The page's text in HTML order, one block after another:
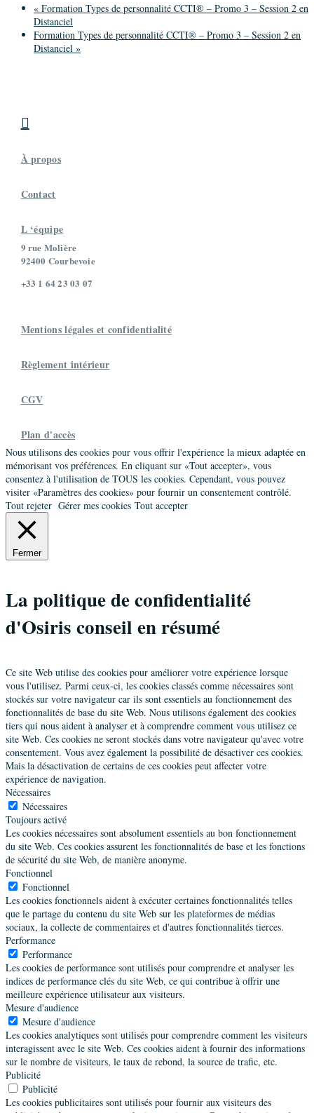
« Formation Types de personnalité CCTI® – Promo 3 – Session 2 en
Distanciel
Formation Types de personnalité CCTI® – Promo 3 – Session 2 en
Distanciel »

À propos
Contact
L ‘équipe
9 rue Molière
92400 Courbevoie
+33 1 64 23 03 07
Mentions légales et confidentialité
Règlement intérieur
CGV
Plan d'accès
Nous utilisons des cookies pour vous offrir l'expérience la mieux adaptée en
mémorisant vos préférences. En cliquant sur «Tout accepter», vous
consentez à l'utilisation de TOUS les cookies. Cependant, vous pouvez
visiter «Paramètres des cookies» pour fournir un consentement contrôlé.
Tout rejeter Gérer mes cookies Tout accepter
Fermer
La politique de confidentialité
d'Osiris conseil en résumé
Ce site Web utilise des cookies pour améliorer votre expérience lorsque
vous l'utilisez. Parmi ceux-ci, les cookies classés comme nécessaires sont
stockés sur votre navigateur car ils sont essentiels au fonctionnement des
fonctionnalités de base du site Web. Nous utilisons également des cookies
tiers qui nous aident à analyser et à comprendre comment vous utilisez ce
site Web. Ces cookies ne seront stockés dans votre navigateur qu'avec votre
consentement. Vous avez également la possibilité de désactiver ces cookies.
Mais la désactivation de certains de ces cookies peut affecter votre
expérience de navigation.
Nécessaires
Nécessaires
Toujours activé
Les cookies nécessaires sont absolument essentiels au bon fonctionnement
du site Web. Ces cookies assurent les fonctionnalités de base et les fonctions
de sécurité du site Web, de manière anonyme.
Fonctionnel
Fonctionnel
Les cookies fonctionnels aident à exécuter certaines fonctionnalités telles
que le partage du contenu du site Web sur les plateformes de médias
sociaux, la collecte de commentaires et d'autres fonctionnalités tierces.
Performance
Performance
Les cookies de performance sont utilisés pour comprendre et analyser les
indices de performance clés du site Web, ce qui contribue à offrir une
meilleure expérience utilisateur aux visiteurs.
Mesure d'audience
Mesure d'audience
Les cookies analytiques sont utilisés pour comprendre comment les visiteurs
interagissent avec le site Web. Ces cookies aident à fournir des informations
sur le nombre de visiteurs, le taux de rebond, la source de trafic, etc.
Publicité
Publicité
Les cookies publicitaires sont utilisés pour fournir aux visiteurs des